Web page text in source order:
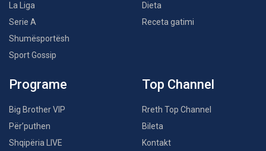
La Liga
Serie A
Shumësportësh
Sport Gossip
Dieta
Receta gatimi
Programe
Big Brother VIP
Për’puthen
Shqipëria LIVE
Top Channel
Rreth Top Channel
Bileta
Kontakt